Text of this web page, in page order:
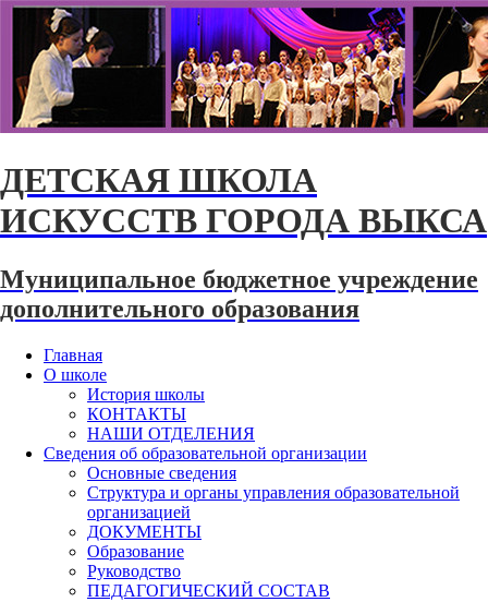
ДЕТСКАЯ ШКОЛА
ИСКУССТВ ГОРОДА ВЫКСА
Муниципальное бюджетное учреждение
дополнительного образования
Главная
О школе
История школы
КОНТАКТЫ
НАШИ ОТДЕЛЕНИЯ
Сведения об образовательной организации
Основные сведения
Структура и органы управления образовательной
организацией
ДОКУМЕНТЫ
Образование
Руководство
ПЕДАГОГИЧЕСКИЙ СОСТАВ